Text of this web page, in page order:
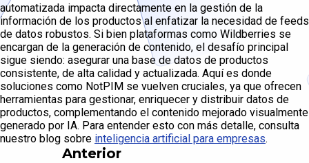
automatizada impacta directamente en la gestión de la
información de los productos al enfatizar la necesidad de feeds
de datos robustos. Si bien plataformas como Wildberries se
encargan de la generación de contenido, el desafío principal
sigue siendo: asegurar una base de datos de productos
consistente, de alta calidad y actualizada. Aquí es donde
soluciones como NotPIM se vuelven cruciales, ya que ofrecen
herramientas para gestionar, enriquecer y distribuir datos de
productos, complementando el contenido mejorado visualmente
generado por IA. Para entender esto con más detalle, consulta
nuestro blog sobre inteligencia artificial para empresas.
Anterior